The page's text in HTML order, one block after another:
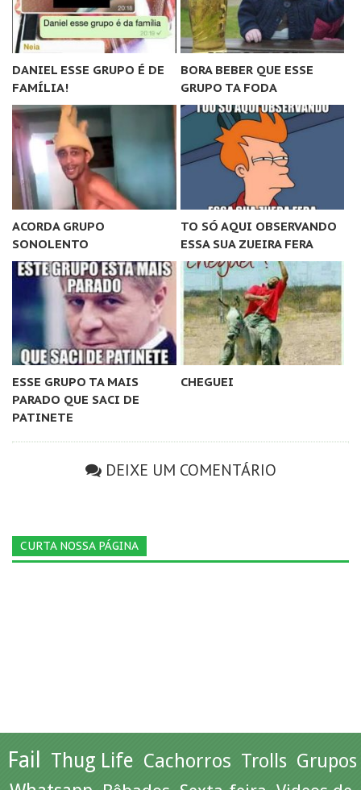
DANIEL ESSE GRUPO É DE
FAMÍLIA!
BORA BEBER QUE ESSE
GRUPO TA FODA
ACORDA GRUPO
SONOLENTO
TO SÓ AQUI OBSERVANDO
ESSA SUA ZUEIRA FERA
ESSE GRUPO TA MAIS
PARADO QUE SACI DE
PATINETE
CHEGUEI
DEIXE UM COMENTÁRIO
CURTA NOSSA PÁGINA
Fail Thug Life Cachorros Trolls Grupos